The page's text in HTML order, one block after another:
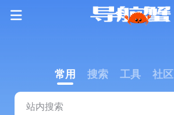
常用 搜索 工具 社区